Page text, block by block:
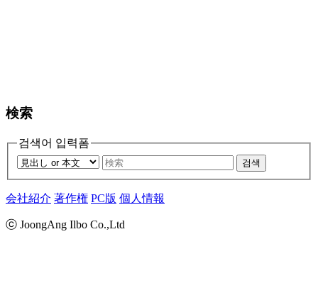
検索
검색어 입력폼
검색
会社紹介 著作権 PC版 個人情報
ⓒ JoongAng Ilbo Co.,Ltd